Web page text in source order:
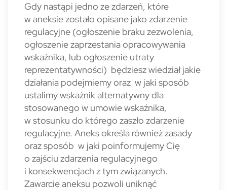
Gdy nastąpi jedno ze zdarzeń, które
w aneksie zostało opisane jako zdarzenie
regulacyjne (ogłoszenie braku zezwolenia,
ogłoszenie zaprzestania opracowywania
wskaźnika, lub ogłoszenie utraty
reprezentatywności) będziesz wiedział jakie
działania podejmiemy oraz w jaki sposób
ustalimy wskaźnik alternatywny dla
stosowanego w umowie wskaźnika,
w stosunku do którego zaszło zdarzenie
regulacyjne. Aneks określa również zasady
oraz sposób w jaki poinformujemy Cię
o zajściu zdarzenia regulacyjnego
i konsekwencjach z tym związanych.
Zawarcie aneksu pozwoli uniknąć